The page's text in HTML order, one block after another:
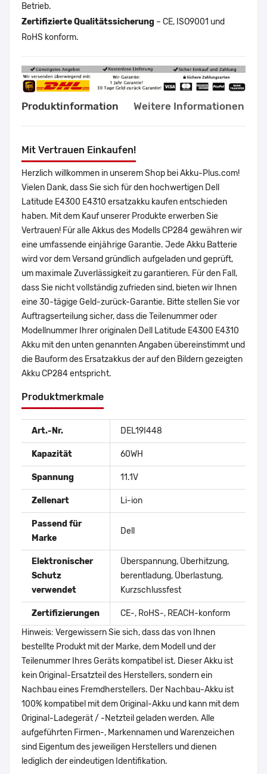
Betrieb.
Zertifizierte Qualitätssicherung – CE, ISO9001 und
RoHS konform.
Produktinformation Weitere Informationen
Mit Vertrauen Einkaufen!
Herzlich willkommen in unserem Shop bei Akku-Plus.com!
Vielen Dank, dass Sie sich für den hochwertigen Dell
Latitude E4300 E4310 ersatzakku kaufen entschieden
haben. Mit dem Kauf unserer Produkte erwerben Sie
Vertrauen! Für alle Akkus des Modells CP284 gewähren wir
eine umfassende einjährige Garantie. Jede Akku Batterie
wird vor dem Versand gründlich aufgeladen und geprüft,
um maximale Zuverlässigkeit zu garantieren. Für den Fall,
dass Sie nicht vollständig zufrieden sind, bieten wir Ihnen
eine 30-tägige Geld-zurück-Garantie. Bitte stellen Sie vor
Auftragserteilung sicher, dass die Teilenummer oder
Modellnummer Ihrer originalen Dell Latitude E4300 E4310
Akku mit den unten genannten Angaben übereinstimmt und
die Bauform des Ersatzakkus der auf den Bildern gezeigten
Akku CP284 entspricht.
Produktmerkmale
Art.-Nr. DEL19I448
Kapazität 60WH
Spannung 11.1V
Zellenart Li-ion
Passend für
Marke
Dell
Elektronischer
Schutz
verwendet
Überspannung, Überhitzung,
berentladung, Überlastung,
Kurzschlussfest
Zertifizierungen
CE-, RoHS-, REACH-konform
Hinweis: Vergewissern Sie sich, dass das von Ihnen
bestellte Produkt mit der Marke, dem Modell und der
Teilenummer Ihres Geräts kompatibel ist. Dieser Akku ist
kein Original-Ersatzteil des Herstellers, sondern ein
Nachbau eines Fremdherstellers. Der Nachbau-Akku ist
100% kompatibel mit dem Original-Akku und kann mit dem
Original-Ladegerät / -Netzteil geladen werden. Alle
aufgeführten Firmen-, Markennamen und Warenzeichen
sind Eigentum des jeweiligen Herstellers und dienen
lediglich der eindeutigen Identifikation.